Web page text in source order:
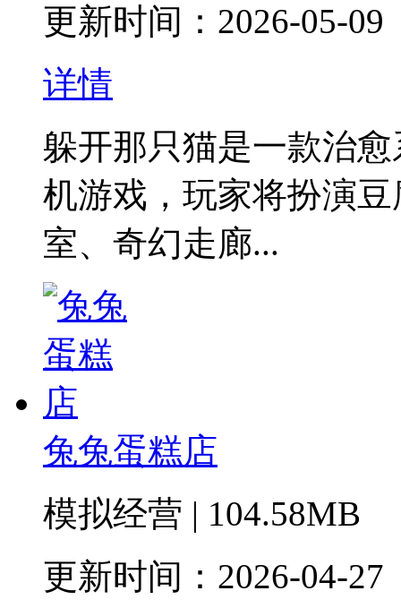
更新时间：2026-05-09
详情
躲开那只猫是一款治
机游戏，玩家将扮演
室、奇幻走廊...
兔兔蛋糕店
模拟经营 | 104.58MB
更新时间：2026-04-27